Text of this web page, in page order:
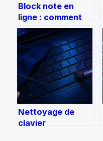
Block note en
ligne : comment
choisir l’outil idéal
pour vos notes
Nettoyage de
clavier